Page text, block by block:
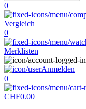
0
Vergleich
0
Merklisten
Anmelden
0
CHF0.00